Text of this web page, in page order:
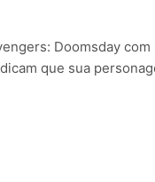
Doomsday
que sua